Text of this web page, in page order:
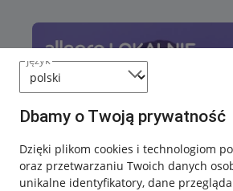
język
Dbamy o Twoją prywatność
Dzięki plikom cookies i technologiom
oraz przetwarzaniu Twoich danych
unikalne identyfikatory, dane